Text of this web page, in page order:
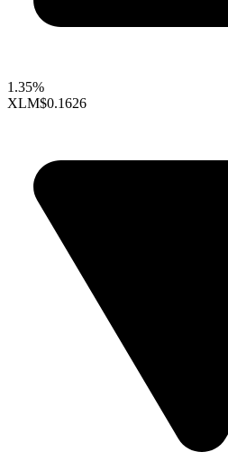
1.35%
XLM$0.1626